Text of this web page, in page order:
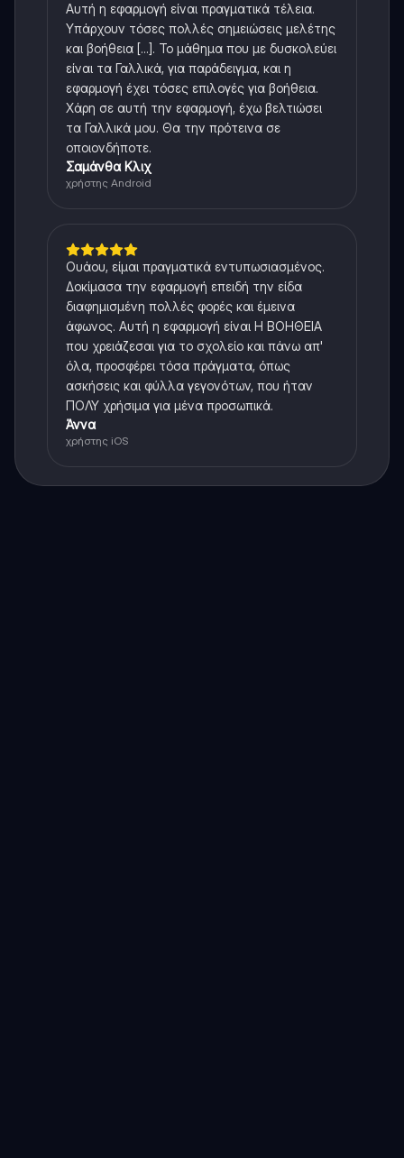
Αυτή η εφαρμογή είναι πραγματικά τέλεια.
Υπάρχουν τόσες πολλές σημειώσεις μελέτης
και βοήθεια [...]. Το μάθημα που με δυσκολεύει
είναι τα Γαλλικά, για παράδειγμα, και η
εφαρμογή έχει τόσες επιλογές για βοήθεια.
Χάρη σε αυτή την εφαρμογή, έχω βελτιώσει
τα Γαλλικά μου. Θα την πρότεινα σε
οποιονδήποτε.
Σαμάνθα Κλιχ
χρήστης Android
Ουάου, είμαι πραγματικά εντυπωσιασμένος.
Δοκίμασα την εφαρμογή επειδή την είδα
διαφημισμένη πολλές φορές και έμεινα
άφωνος. Αυτή η εφαρμογή είναι Η ΒΟΗΘΕΙΑ
που χρειάζεσαι για το σχολείο και πάνω απ'
όλα, προσφέρει τόσα πράγματα, όπως
ασκήσεις και φύλλα γεγονότων, που ήταν
ΠΟΛΥ χρήσιμα για μένα προσωπικά.
Άννα
χρήστης iOS